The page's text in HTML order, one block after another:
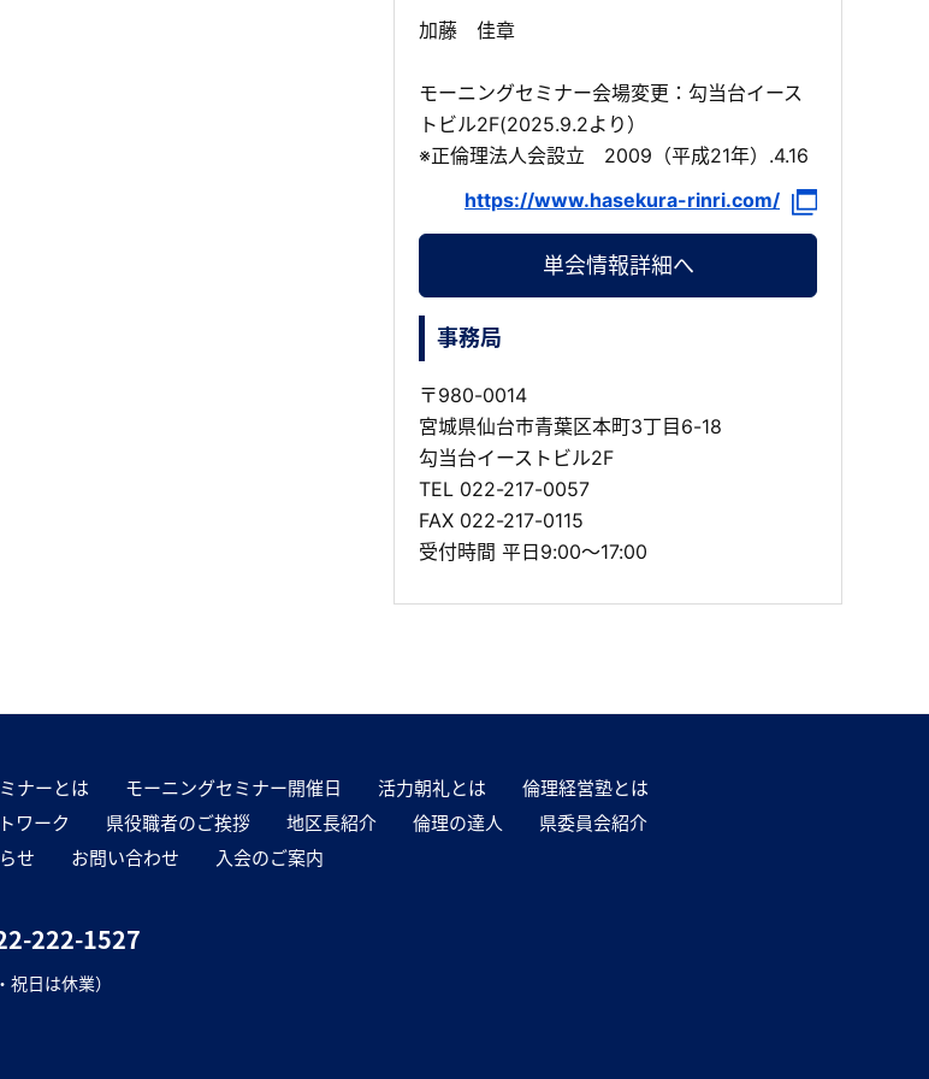
加藤 佳章
モーニングセミナー会場変更：勾当台イース
トビル2F(2025.9.2より）
※正倫理法人会設立 2009（平成21年）.4.16
https://www.hasekura-rinri.com/
単会情報詳細へ
事務局
〒980-0014
宮城県仙台市青葉区本町3丁目6-18
勾当台イーストビル2F
TEL 022-217-0057
FAX 022-217-0115
受付時間 平日9:00～17:00
ナーとは モーニングセミナー開催日 活力朝礼とは
倫理経営塾とは
ワーク 県役職者のご挨拶 地区長紹介 倫理の達人
県委員会紹介
せ お問い合わせ 入会のご案内
222-1527
日は休業）